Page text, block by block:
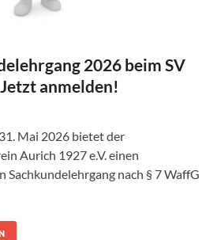
2026 beim SV
anmelden!
Mai 2026 bietet der
Aurich 1927 e.V. einen
Sachkundelehrgang nach § 7 WaffG